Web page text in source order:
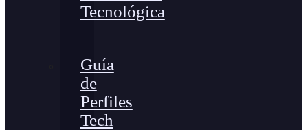
Tecnológica
Guía
de
Perfiles
Tech